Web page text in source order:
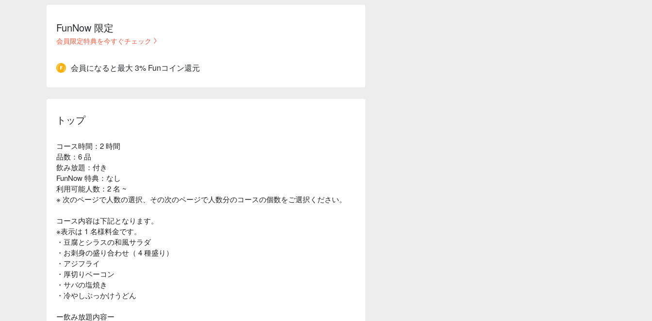
FunNow 限定
会員限定特典を今すぐチェック
会員になると最大 3% Funコイン還元
トップ
コース時間：2 時間
品数：6 品
飲み放題：付き
FunNow 特典：なし
利用可能人数：2 名 ~
※ 次のページで人数の選択、その次のページで人数分のコースの個数をご選択ください。
コース内容は下記となります。
※表示は 1 名様料金です。
・豆腐とシラスの和風サラダ
・お刺身の盛り合わせ（ 4 種盛り）
・アジフライ
・厚切りベーコン
・サバの塩焼き
・冷やしぶっかけうどん
ー飲み放題内容ー